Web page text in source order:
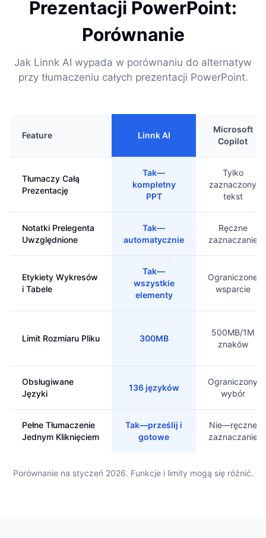
Prezentacji PowerPoint:
Porównanie
Jak Linnk AI wypada w porównaniu do alternatyw
przy tłumaczeniu całych prezentacji PowerPoint.
Feature Linnk AI
Microsoft
Copilot
Tłumaczy Całą
Prezentację
Tak—
kompletny
PPT
Tylko
zaznaczony
tekst
Notatki Prelegenta
Uwzględnione
Tak—
automatycznie
Ręczne
zaznaczanie
Etykiety Wykresów
i Tabele
Tak—
wszystkie
elementy
Ograniczone
wsparcie
Limit Rozmiaru Pliku 300MB
500MB/1M
znaków
Obsługiwane
Języki
136 języków
Ograniczony
wybór
Pełne Tłumaczenie
Jednym Kliknięciem
Tak—prześlij i
gotowe
Nie—ręczne
zaznaczanie
Porównanie na styczeń 2026. Funkcje i limity mogą się różnić.